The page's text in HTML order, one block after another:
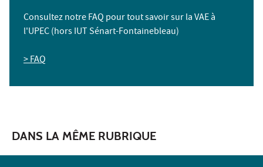
Consultez notre FAQ pour tout savoir sur la VAE à
l'UPEC (hors IUT Sénart-Fontainebleau)
> FAQ
DANS LA MÊME RUBRIQUE